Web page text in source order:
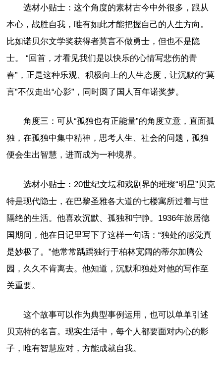
选材小贴士：这个角度的素材古今中外很多，跟从
本心，战胜自我，唯有如此才能把握自己的人生方向。
比如诺贝尔文学奖获得者莫言不做勇士，但也不是隐
士。 “回首，才看见我们是以快乐的心情写悲伤的青
春”，正是这种乐观、积极向上的人生态度，让沉默的“莫
言”不仅走出“心影”，同时圆了国人百年诺奖梦。
角度三：可从“孤独也有正能量”的角度立意，直面孤
独，在孤独中集中精神，思考人生、社会的问题，孤独
便会生出智慧，进而成为一种境界。
选材小贴士：20世纪文坛和戏剧界的璀璨“明星”贝克
特是现代隐士，在巴黎圣雅各大道的七楼寓所过着与世
隔绝的生活。他喜欢沉默、孤独和宁静。1936年旅居德
国期间，他在日记里写下了这样一句话：“独处的感觉真
是妙极了。”他常常踽踽独行于柏林宽阔的蒂尔加腾公
园，久久不肯离去。他知道，沉默和独处对他的写作至
关重要。
这个故事可以作为典型事例运用，也可以单单引述
贝克特的名言。现实生活中，每个人都要面对内心的影
子，唯有智慧应对，方能成就自我。